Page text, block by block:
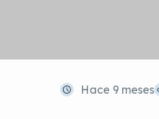
Hace 9 meses